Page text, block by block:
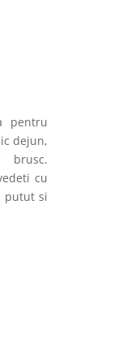
pentru
dejun,
brusc.
cu
putut si